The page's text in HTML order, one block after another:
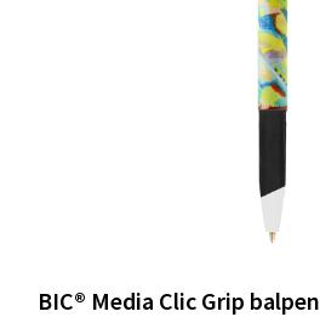
BIC® Media Clic Grip balpen